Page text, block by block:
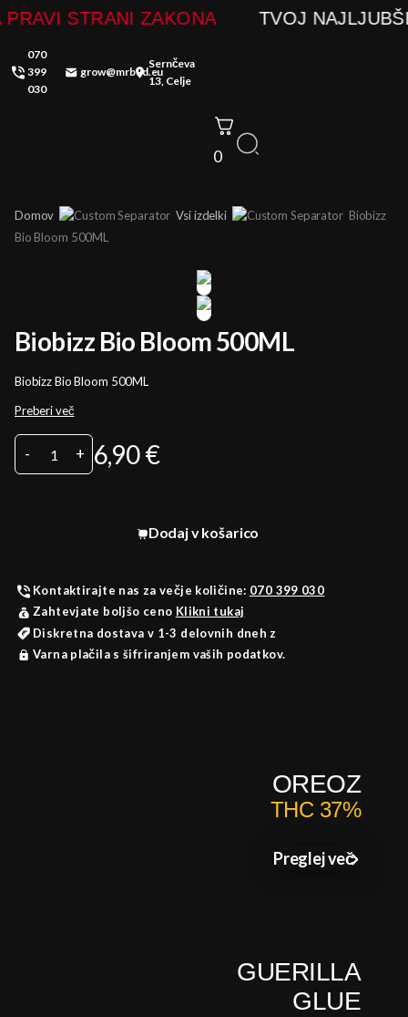
Skip
content
NAJLJUBŠI GROWSHOP VEDNO NA
070
399
030
grow@mrbud.eu
Sernčeva
13, Celje
0
Domov Vsi izdelki
Biobizz
Bio Bloom 500ML
Biobizz Bio Bloom 500ML
Biobizz Bio Bloom 500ML
Preberi več
-
Biobizz
Bio
Bloom
+ 6,90€
Dodaj v košarico
Kontaktirajte nas za večje količine: 070 399 030
Zahtevjate boljšo ceno Klikni tukaj
Diskretna dostava v 1-3 delovnih dneh z
Varna plačila s šifriranjem vaših podatkov.
OREOZ
THC 37%
Preglej več
GUERILLA
GLUE